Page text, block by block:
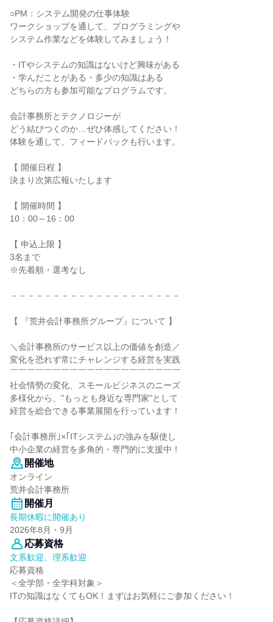
○PM：システム開発の仕事体験
ワークショップを通して、プログラミングや
システム作業などを体験してみましょう！
・ITやシステムの知識はないけど興味がある
・学んだことがある・多少の知識はある
どちらの方も参加可能なプログラムです。
会計事務所とテクノロジーが
どう結びつくのか…ぜひ体感してください！
体験を通して、フィードバックも行います。
【 開催日程 】
決まり次第広報いたします
【 開催時間 】
10：00～16：00
【 申込上限 】
3名まで
※先着順・選考なし
－－－－－－－－－－－－－－－－－－－－
【 『荒井会計事務所グループ』について 】
＼会計事務所のサービス以上の価値を創造／
変化を恐れず常にチャレンジする経営を実践
￣￣￣￣￣￣￣￣￣￣￣￣￣￣￣￣￣￣￣￣
社会情勢の変化、スモールビジネスのニーズ
多様化から、"もっとも身近な専門家"として
経営を総合できる事業展開を行っています！
｢会計事務所｣×｢ITシステム｣の強みを駆使し
中小企業の経営を多角的・専門的に支援中！
開催地
オンライン
荒井会計事務所
開催月
長期休暇に開催あり
2026年8月・9月
応募資格
文系歓迎、理系歓迎
応募資格
＜全学部・全学科対象＞
ITの知識はなくてもOK！まずはお気軽にご参加ください！